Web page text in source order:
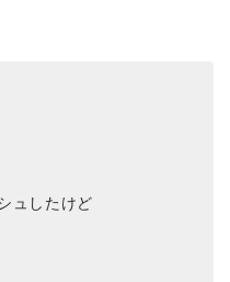
ュしたけど